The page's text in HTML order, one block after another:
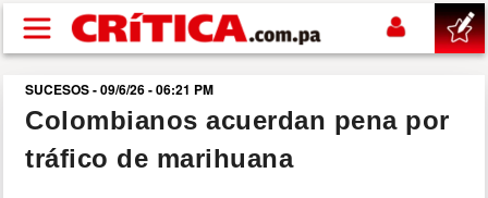
Pasar al contenido principal
buscar
SUCESOS
SUCESOS - 09/6/26 - 06:21 PM
Colombianos acuerdan pena por
tráfico de marihuana